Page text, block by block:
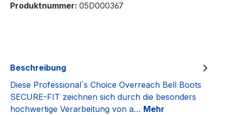
Produktnummer: 05D000367
Beschreibung
Diese Professional´s Choice Overreach Bell Boots
SECURE-FIT zeichnen sich durch die besonders
hochwertige Verarbeitung von a… Mehr